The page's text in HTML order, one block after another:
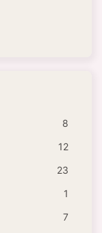
8
12
23
1
7